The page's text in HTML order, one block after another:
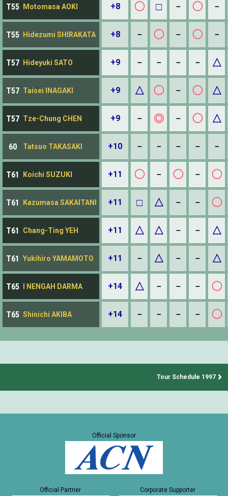
T55 Motomasa AOKI +8 ◯ □ － ◯ －
T55 Hidezumi SHIRAKATA +8 － ◯ － ◯ －
T57 Hideyuki SATO +9 － － － － △
T57 Taisei INAGAKI +9 △ ◯ － ◯ △
T57 Tze-Chung CHEN +9 － ◎ － ◯ △
60 Tatsuo TAKASAKI +10 － － － － －
T61 Koichi SUZUKI +11 ◯ － ◯ － ◯
T61 Kazumasa SAKAITANI +11 □ △ － － ◯
T61 Chang-Ting YEH +11 △ △ － － △
T61 Yukihiro YAMAMOTO +11 － △ － － △
T65 I NENGAH DARMA +14 △ － － － ◯
T65 Shinichi AKIBA +14 － － － － ◯
Tour Schedule 1997
Official Sponsor
Official Partner Corporate Supporter